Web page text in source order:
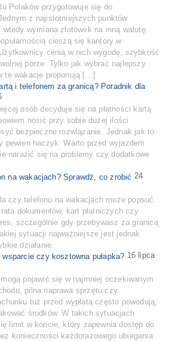
Polaków przygotowuje się do
z najistotniejszych punktów
wymiana złotówek na inną walutę.
cieszą się kantory w
cenią w nich wygodę, szybkość
porze. Tylko jak wybrać najlepszy
te wakacje proponują […]
i telefonem za granicą? Poradnik dla
osób decyduje się na płatności kartą
nosić przy sobie dużej ilości
bezpieczne rozwiązanie. Jednak jak to
pewien haczyk. Warto przed wyjazdem
narazić się na problemy czy dodatkowe
na wakacjach? Sprawdź, co zrobić 24
czy telefonu na wakacjach może popsuć
dokumentów, kart płatniczych czy
szczególnie gdy przebywasz za granicą
sytuacji najważniejsze jest jednak
działanie.
czy kosztowna pułapka? 16 lipca
pojawić się w najmniej oczekiwanym
pilna naprawa sprzętu czy
tuż przed wypłatą często powodują,
środków. W takich sytuacjach
limit w koncie, który zapewnia dostęp do
konieczności każdorazowego ubiegania